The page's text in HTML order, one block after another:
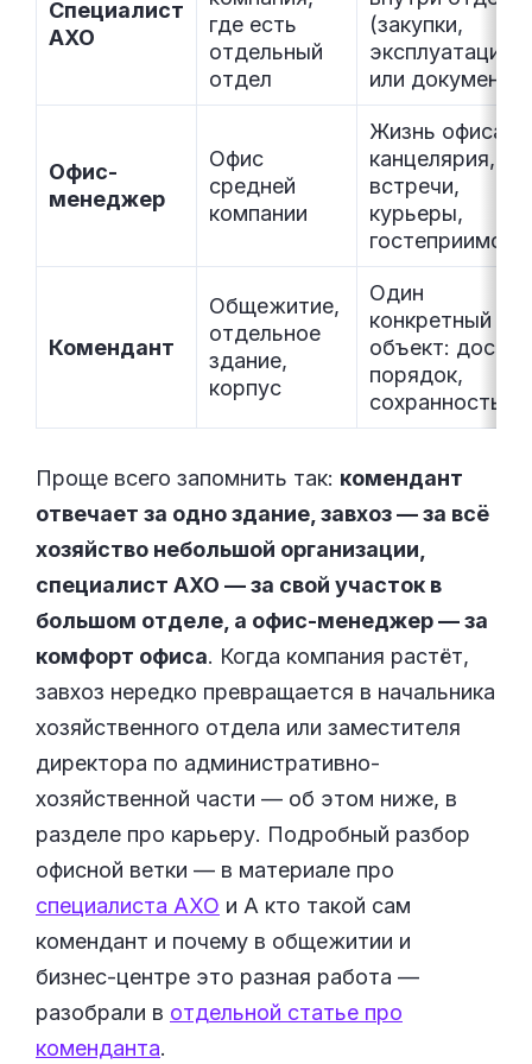
Специалист
АХО
где есть
отдельный
отдел
(закупки,
эксплуатация
или
Офис-
менеджер
Офис
средней
компании
Жизнь офиса:
канцелярия,
встречи,
курьеры,
Комендант
Общежитие,
отдельное
здание,
корпус
Один
конкретный
объект:
порядок,
сохранность
Проще всего запомнить так: комендант
отвечает за одно здание, завхоз — за всё
хозяйство небольшой организации,
специалист АХО — за свой участок в
большом отделе, а офис-менеджер — за
комфорт офиса. Когда компания растёт,
завхоз нередко превращается в начальника
хозяйственного отдела или заместителя
директора по административно-
хозяйственной части — об этом ниже, в
разделе про карьеру. Подробный разбор
офисной ветки — в материале про
специалиста АХО и А кто такой сам
комендант и почему в общежитии и
бизнес-центре это разная работа —
разобрали в отдельной статье про
коменданта.